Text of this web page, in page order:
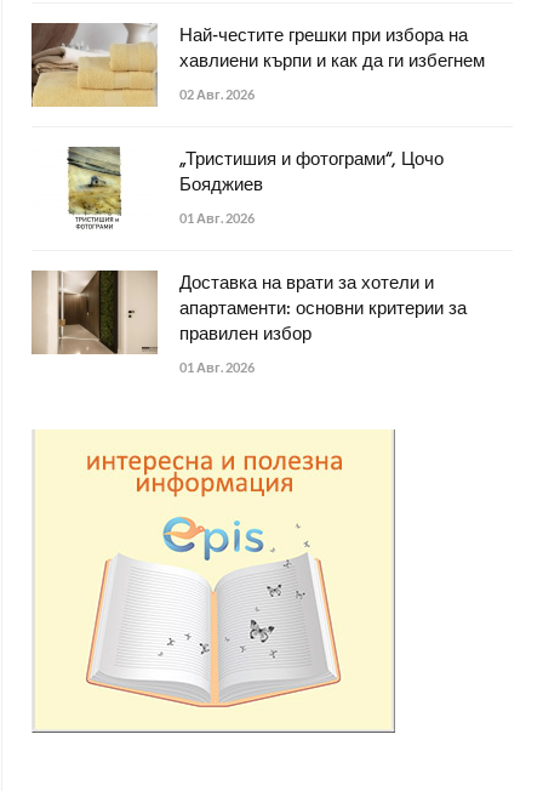
Най-честите грешки при избора на
хавлиени кърпи и как да ги избегнем
02 Авг. 2026
„Тристишия и фотограми“, Цочо
Бояджиев
01 Авг. 2026
Доставка на врати за хотели и
апартаменти: основни критерии за
правилен избор
01 Авг. 2026